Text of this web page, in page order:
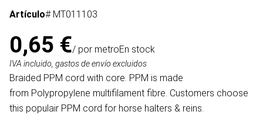
Artículo# MT011103
0,65 €/ por metroEn stock
IVA incluido, gastos de envío excluidos
Braided PPM cord with core. PPM is made
from Polypropylene multifilament fibre. Customers choose
this populair PPM cord for horse halters & reins.